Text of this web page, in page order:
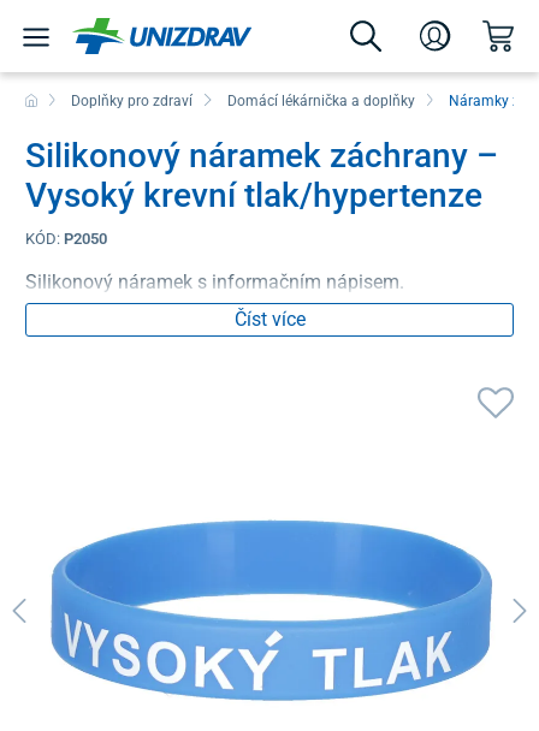
Doplňky pro zdraví Domácí lékárnička a doplňky Náramky
Silikonový náramek záchrany –
Vysoký krevní tlak/hypertenze
KÓD: P2050
Silikonový náramek s informačním nápisem.
Číst více